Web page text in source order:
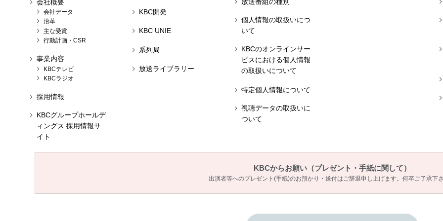
会社概要
会社データ
沿革
主な受賞
行動計画・CSR
事業内容
KBCテレビ
KBCラジオ
採用情報
KBCグループホールデ
ィングス 採用情報サ
イト
KBC開発
KBC UNIE
系列局
放送ライブラリー
放送番組の種別
個人情報の取扱いにつ
いて
KBCのオンラインサー
ビスにおける個人情報
の取扱いについて
特定個人情報について
視聴データの取扱いに
ついて
KBCからお願い （プレゼント・手紙に関して）
出演者等へのプレゼント(手紙)のお預かり・送付はご辞退申し上げます。何卒ご了承下